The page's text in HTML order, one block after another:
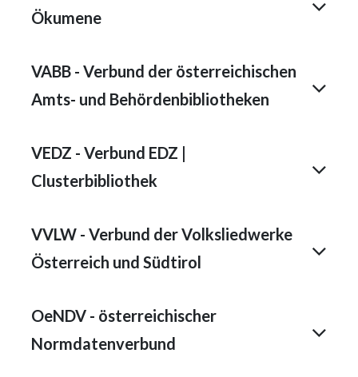
Ökumene
VABB - Verbund der österreichischen
Amts- und Behördenbibliotheken
VEDZ - Verbund EDZ |
Clusterbibliothek
VVLW - Verbund der Volksliedwerke
Österreich und Südtirol
OeNDV - österreichischer
Normdatenverbund